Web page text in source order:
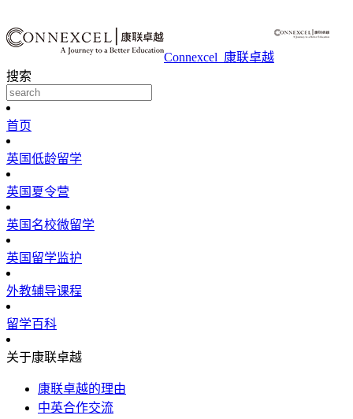
Connexcel_康联卓越
搜索
首页
英国低龄留学
英国夏令营
英国名校微留学
英国留学监护
外教辅导课程
留学百科
关于康联卓越
康联卓越的理由
中英合作交流